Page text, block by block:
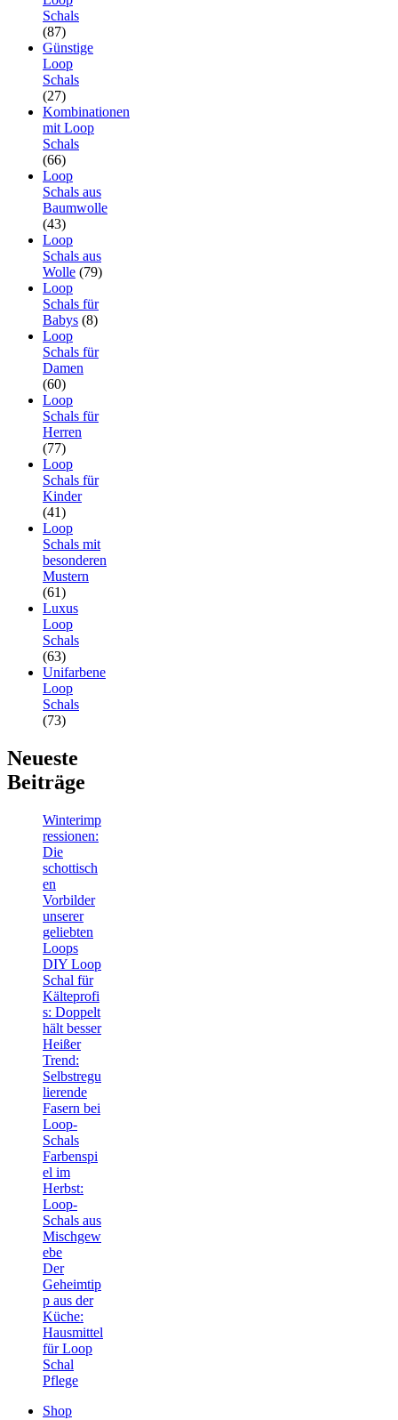
Schals
(87)
Günstige
Loop
Schals
(27)
Kombinationen
mit Loop
Schals
(66)
Loop
Schals aus
Baumwolle
(43)
Loop
Schals aus
Wolle (79)
Loop
Schals für
Babys (8)
Loop
Schals für
Damen
(60)
Loop
Schals für
Herren
(77)
Loop
Schals für
Kinder
(41)
Loop
Schals mit
besonderen
Mustern
(61)
Luxus
Loop
Schals
(63)
Unifarbene
Loop
Schals
(73)
Neueste
Beiträge
Winterimp
ressionen:
Die
schottisch
en
Vorbilder
unserer
geliebten
Loops
DIY Loop
Schal für
Kälteprofi
s: Doppelt
hält besser
Heißer
Trend:
Selbstregu
lierende
Fasern bei
Loop-
Schals
Farbenspi
el im
Herbst:
Loop-
Schals aus
Mischgew
ebe
Der
Geheimtip
p aus der
Küche:
Hausmittel
für Loop
Schal
Pflege
Shop